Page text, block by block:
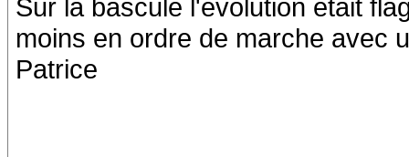
Sur la bascule l'évolution était
moins en ordre de marche avec
Patrice